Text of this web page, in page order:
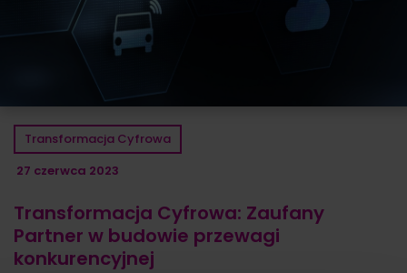
Transformacja Cyfrowa
27 czerwca 2023
Transformacja Cyfrowa: Zaufany
Partner w budowie przewagi
konkurencyjnej